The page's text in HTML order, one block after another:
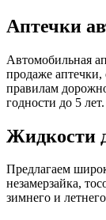
Аптечки
Автомобильная
продаже
правилам
годности до 5 лет.
Жидкости
Предлагаем
незамерзайка,
зимнего и